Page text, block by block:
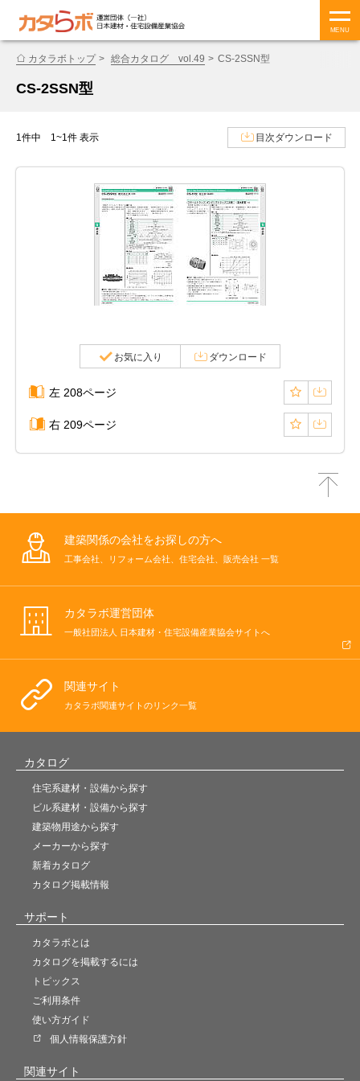
MENU
カタラボトップ 総合カタログ vol.49 CS-2SSN型
CS-2SSN型
1件中 1~1件 表示 目次ダウンロード
お気に入り ダウンロード
左 208ページ
右 209ページ
建築関係の会社をお探しの方へ
工事会社、リフォーム会社、住宅会社、販売会社 一覧
カタラボ運営団体
一般社団法人 日本建材・住宅設備産業協会サイトへ
関連サイト
カタラボ関連サイトのリンク一覧
カタログ
住宅系建材・設備から探す
ビル系建材・設備から探す
建築物用途から探す
メーカーから探す
新着カタログ
カタログ掲載情報
サポート
カタラボとは
カタログを掲載するには
トピックス
ご利用条件
使い方ガイド
個人情報保護方針
関連サイト